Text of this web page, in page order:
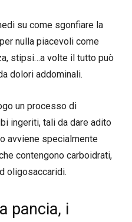
su come sgonfiare la
nulla piacevoli come
stipsi…a volte il tutto può
dolori addominali.
un processo di
ingeriti, tali da dare adito
avviene specialmente
contengono carboidrati,
oligosaccaridi.
pancia, i